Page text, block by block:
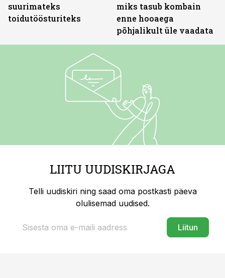
suurimateks
toidutöösturiteks
miks tasub kombain
enne hooaega
põhjalikult üle vaadata
LIITU UUDISKIRJAGA
Telli uudiskiri ning saad oma postkasti päeva
olulisemad uudised.
Liitun